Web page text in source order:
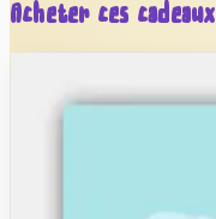
Acheter ces cadeaux